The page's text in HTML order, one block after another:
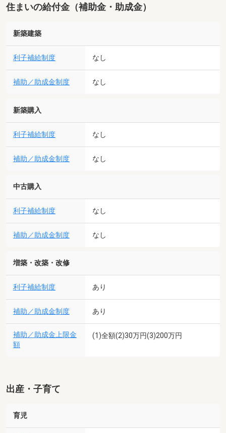
住まいの給付金（補助金・助成金）
新築建築
利子補給制度 なし
補助／助成金制度 なし
新築購入
利子補給制度 なし
補助／助成金制度 なし
中古購入
利子補給制度 なし
補助／助成金制度 なし
増築・改築・改修
利子補給制度 あり
補助／助成金制度 あり
補助／助成金上限金
額
(1)全額(2)30万円(3)200万円
出産・子育て
育児